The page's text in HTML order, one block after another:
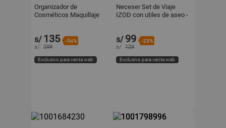
Organizador de
Cosméticos Maquillaje
s/ 135 -54%
s/ 299
Exclusivo para venta web
Neceser Set de Viaje
IZOD con utiles de aseo -
s/ 99 -23%
s/ 129
Exclusivo para venta web